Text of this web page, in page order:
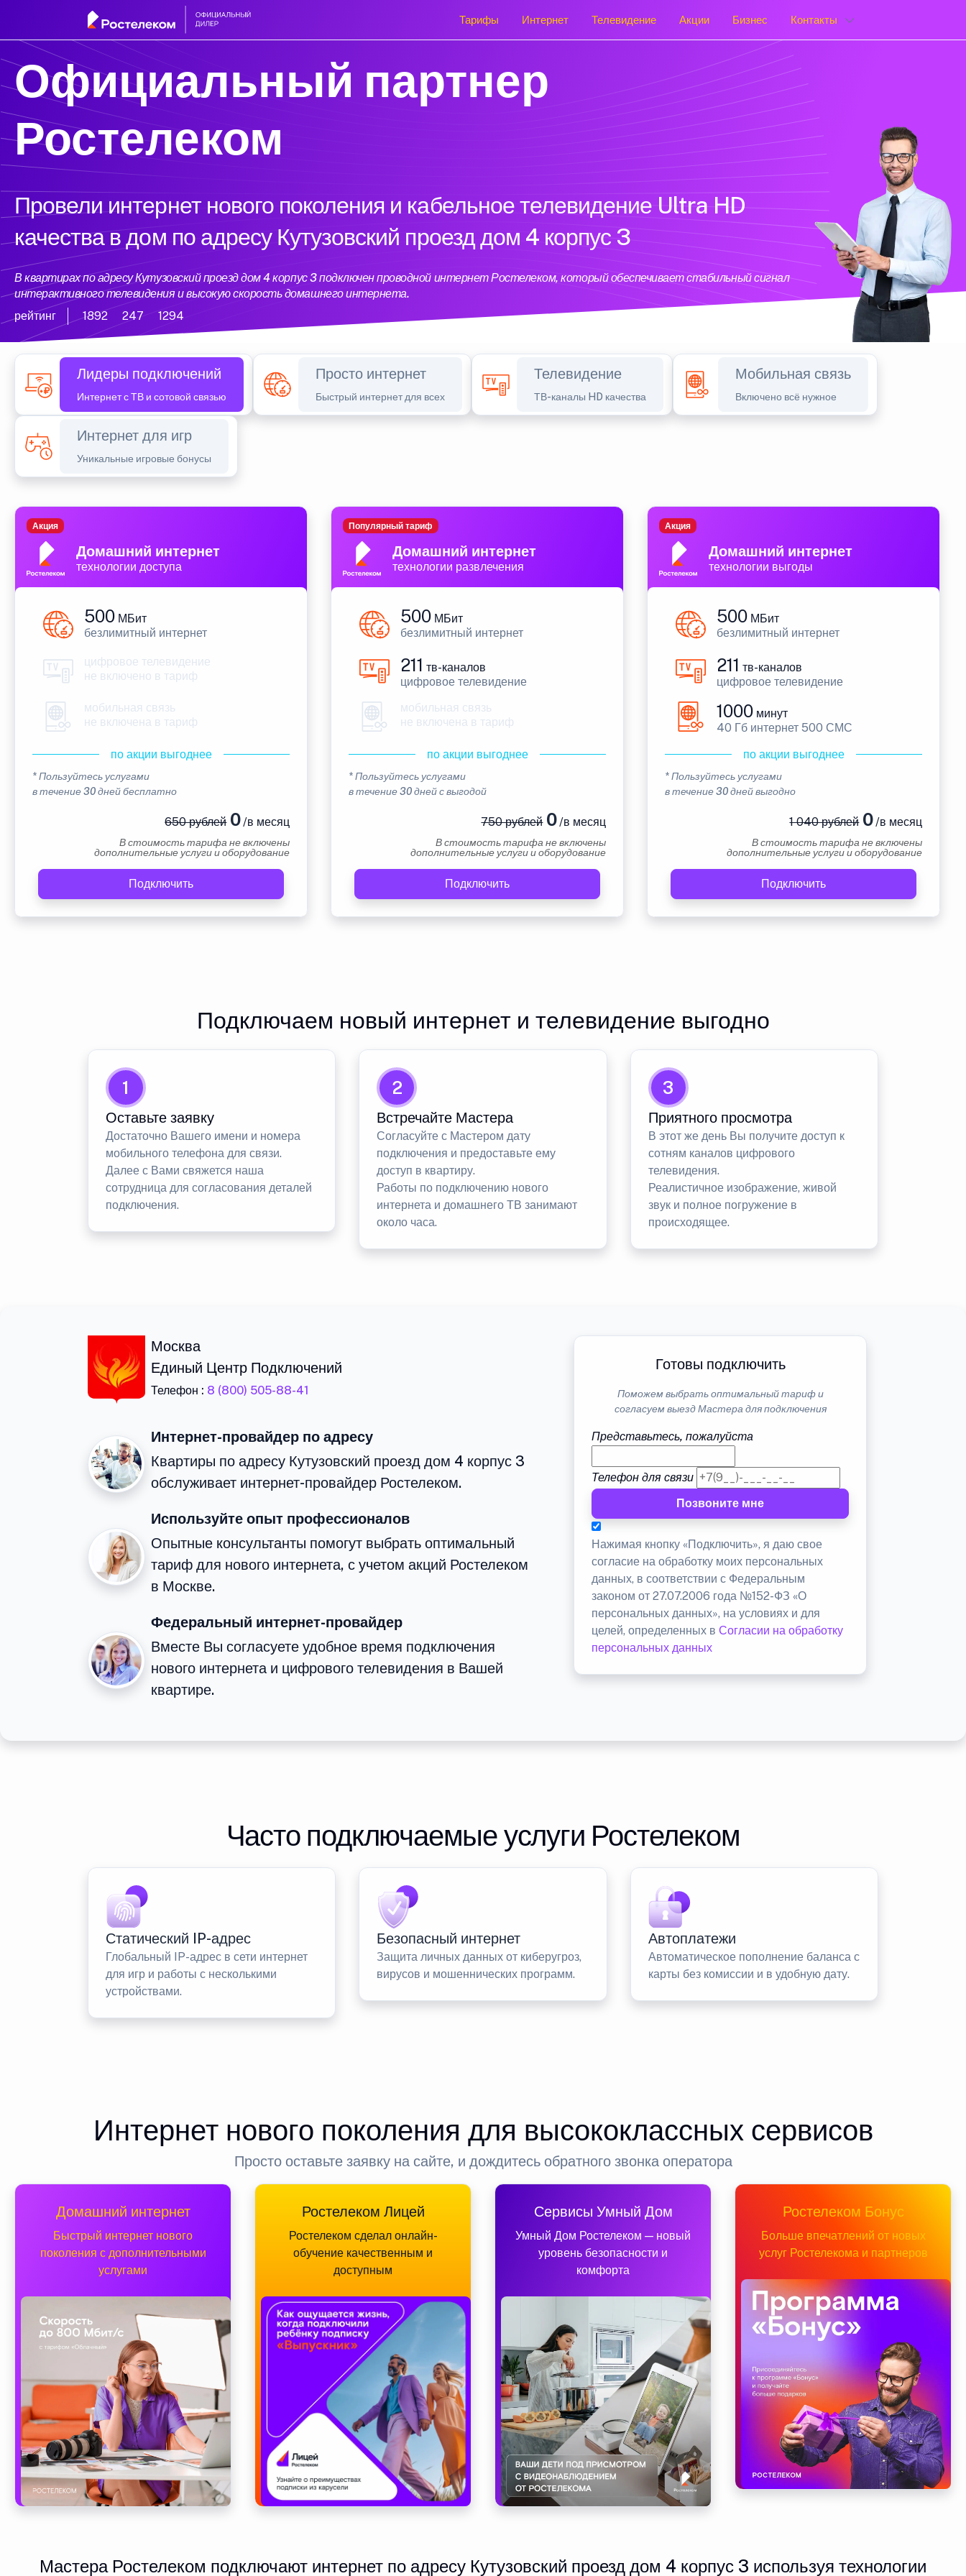
Тарифы Интернет Телевидение Акции Бизнес Контакты
Официальный партнер
Ростелеком
Провели интернет нового поколения и кабельное телевидение Ultra HD
качества в дом по адресу Кутузовский проезд дом 4 корпус 3
В квартирах по адресу Кутузовский проезд дом 4 корпус 3 подключен проводной интернет Ростелеком, который обеспечивает стабильный сигнал
интерактивного телевидения и высокую скорость домашнего интернета.
рейтинг
1892 247 1294
Лидеры подключений
Интернет с ТВ и сотовой связью
Просто интернет
Быстрый интернет для всех
Телевидение
ТВ-каналы HD качества
Мобильная связь
Включено всё нужное
Интернет для игр
Уникальные игровые бонусы
Домашний интернет
технологии доступа
Акция
500 МБит
безлимитный интернет
цифровое телевидение
не включено в тариф
мобильная связь
не включена в тариф
по акции выгоднее
* Пользуйтесь услугами
в течение 30 дней бесплатно
650 рублей0/в месяц
В стоимость тарифа не включены
дополнительные услуги и оборудование
Подключить
Домашний интернет
технологии развлечения
Популярный тариф
500 МБит
безлимитный интернет
211 тв-каналов
цифровое телевидение
мобильная связь
не включена в тариф
по акции выгоднее
* Пользуйтесь услугами
в течение 30 дней с выгодой
750 рублей0/в месяц
В стоимость тарифа не включены
дополнительные услуги и оборудование
Подключить
Домашний интернет
технологии выгоды
Акция
500 МБит
безлимитный интернет
211 тв-каналов
цифровое телевидение
1000 минут
40 Гб интернет 500 СМС
по акции выгоднее
* Пользуйтесь услугами
в течение 30 дней выгодно
1 040 рублей0/в месяц
В стоимость тарифа не включены
дополнительные услуги и оборудование
Подключить
Подключаем новый интернет и телевидение выгодно
1
Оставьте заявку
Достаточно Вашего имени и номера
мобильного телефона для связи.
Далее с Вами свяжется наша
сотрудница для согласования деталей
подключения.
2
Встречайте Мастера
Согласуйте с Мастером дату
подключения и предоставьте ему
доступ в квартиру.
Работы по подключению нового
интернета и домашнего ТВ занимают
около часа.
3
Приятного просмотра
В этот же день Вы получите доступ к
сотням каналов цифрового
телевидения.
Реалистичное изображение, живой
звук и полное погружение в
происходящее.
Москва
Единый Центр Подключений
Телефон : 8 (800) 505-88-41
Интернет-провайдер по адресу
Квартиры по адресу Кутузовский проезд дом 4 корпус 3
обслуживает интернет-провайдер Ростелеком.
Используйте опыт профессионалов
Опытные консультанты помогут выбрать оптимальный
тариф для нового интернета, с учетом акций Ростелеком
в Москве.
Федеральный интернет-провайдер
Вместе Вы согласуете удобное время подключения
нового интернета и цифрового телевидения в Вашей
квартире.
Готовы подключить
Поможем выбрать оптимальный тариф и
согласуем выезд Мастера для подключения
Представьтесь, пожалуйста
Телефон для связи
Позвоните мне
Нажимая кнопку «Подключить», я даю свое
согласие на обработку моих персональных
данных, в соответствии с Федеральным
законом от 27.07.2006 года №152-ФЗ «О
персональных данных», на условиях и для
целей, определенных вСогласии на обработку
персональных данных
Часто подключаемые услуги Ростелеком
Статический IP-адрес
Глобальный IP-адрес в сети интернет
для игр и работы с несколькими
устройствами.
Безопасный интернет
Защита личных данных от киберугроз,
вирусов и мошеннических программ.
Автоплатежи
Автоматическое пополнение баланса с
карты без комиссии и в удобную дату.
Интернет нового поколения для высококлассных сервисов
Просто оставьте заявку на сайте, и дождитесь обратного звонка оператора
Домашний интернет
Быстрый интернет нового
поколения с дополнительными
услугами
Ростелеком Лицей
Ростелеком сделал онлайн-
обучение качественным и
доступным
Сервисы Умный Дом
Умный Дом Ростелеком — новый
уровень безопасности и
комфорта
Ростелеком Бонус
Больше впечатлений от новых
услуг Ростелекома и партнеров
Мастера Ростелеком подключают интернет по адресу Кутузовский проезд дом 4 корпус 3 используя технологии